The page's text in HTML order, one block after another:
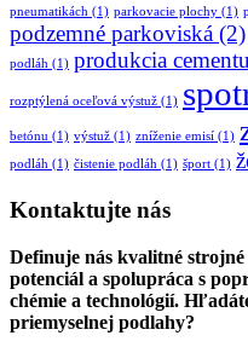
pneumatikách (1) parkovacie plochy (1)
podzemné parkoviská (2)
podláh (1) produkcia cementu
rozptýlená oceľová výstuž (1)
betónu (1) výstuž (1) zníženie emisí (1)
podláh (1) čistenie podláh (1) šport (1)
Kontaktujte nás
Definuje nás kvalitné
potenciál a spolupráca s
chémie a technológií.
priemyselnej podlahy?